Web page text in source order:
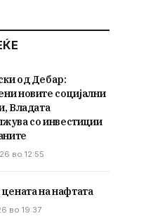
од Дебар:
новите социјални
Владата
со инвестиции
во 12:55
на нафтата
во 19:37